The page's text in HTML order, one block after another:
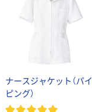
ナースジャケット（パイ
ピング）